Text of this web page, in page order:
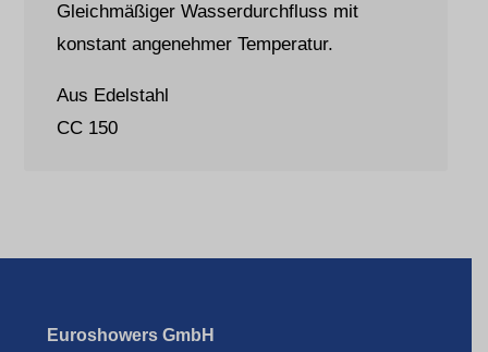
Gleichmäßiger Wasserdurchfluss mit
konstant angenehmer Temperatur.
Aus Edelstahl
CC 150
Euroshowers GmbH